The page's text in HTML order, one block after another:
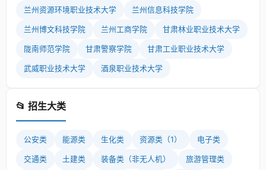
兰州资源环境职业技术大学 兰州信息科技学院
兰州博文科技学院 兰州工商学院 甘肃林业职业技术大学
陇南师范学院 甘肃警察学院 甘肃工业职业技术大学
武威职业技术大学 酒泉职业技术大学
📂 招生大类
公安类 能源类 生化类 资源类（1） 电子类
交通类 土建类 装备类（非无人机） 旅游管理类